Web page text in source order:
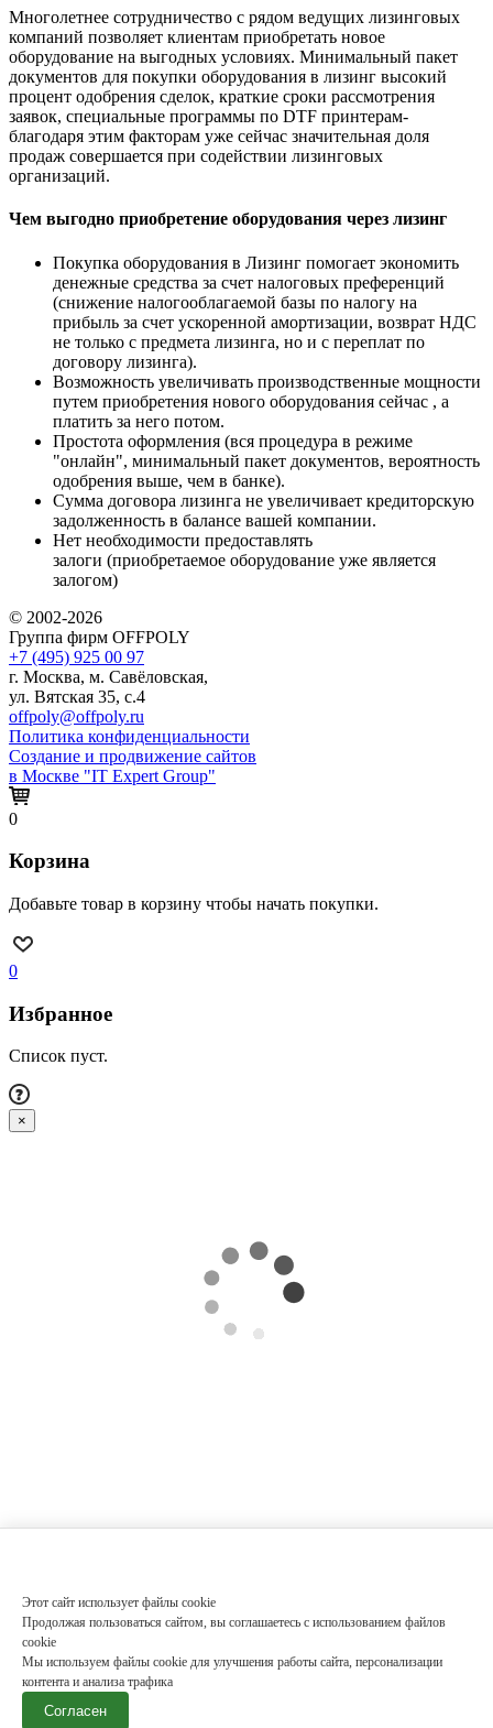
Многолетнее сотрудничество с рядом ведущих лизинговых
компаний позволяет клиентам приобретать новое
оборудование на выгодных условиях. Минимальный пакет
документов для покупки оборудования в лизинг высокий
процент одобрения сделок, краткие сроки рассмотрения
заявок, специальные программы по DTF принтерам-
благодаря этим факторам уже сейчас значительная доля
продаж совершается при содействии лизинговых
организаций.
Чем выгодно приобретение оборудования через лизинг
Покупка оборудования в Лизинг помогает экономить
денежные средства за счет налоговых преференций
(снижение налогооблагаемой базы по налогу на
прибыль за счет ускоренной амортизации, возврат НДС
не только с предмета лизинга, но и с переплат по
договору лизинга).
Возможность увеличивать производственные мощности
путем приобретения нового оборудования сейчас , а
платить за него потом.
Простота оформления (вся процедура в режиме
"онлайн", минимальный пакет документов, вероятность
одобрения выше, чем в банке).
Сумма договора лизинга не увеличивает кредиторскую
задолженность в балансе вашей компании.
Нет необходимости предоставлять
залоги (приобретаемое оборудование уже является
залогом)
© 2002-2026
Группа фирм OFFPOLY
+7 (495) 925 00 97
г. Москва, м. Савёловская,
ул. Вятская 35, с.4
offpoly@offpoly.ru
Политика конфиденциальности
Создание и продвижение сайтов
в Москве "IT Expert Group"
Этот сайт использует файлы cookie
Продолжая пользоваться сайтом, вы соглашаетесь с использованием файлов
cookie
Мы используем файлы cookie для улучшения работы сайта, персонализации
контента и анализа трафика
Согласен
0
Корзина
Добавьте товар в корзину чтобы начать покупки.
0
Избранное
Список пуст.
×